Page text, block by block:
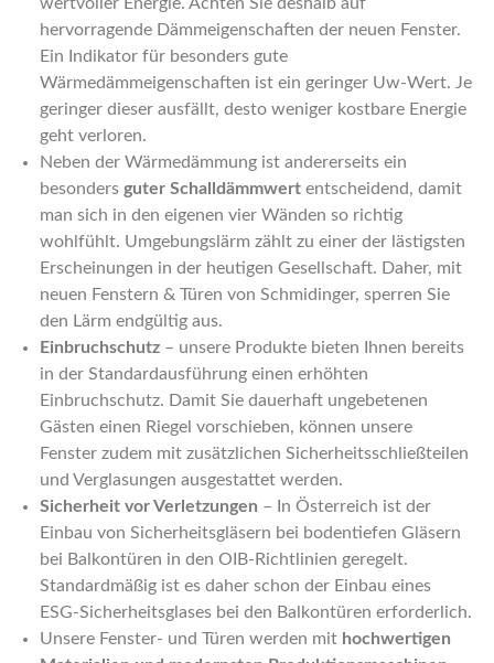
hervorragende Dämmeigenschaften der neuen Fenster.
Ein Indikator für besonders gute
Wärmedämmeigenschaften ist ein geringer Uw-Wert. Je
geringer dieser ausfällt, desto weniger kostbare Energie
geht verloren.
Neben der Wärmedämmung ist andererseits ein
besonders guter Schalldämmwert entscheidend, damit
man sich in den eigenen vier Wänden so richtig
wohlfühlt. Umgebungslärm zählt zu einer der lästigsten
Erscheinungen in der heutigen Gesellschaft. Daher, mit
neuen Fenstern & Türen von Schmidinger, sperren Sie
den Lärm endgültig aus.
Einbruchschutz – unsere Produkte bieten Ihnen bereits
in der Standardausführung einen erhöhten
Einbruchschutz. Damit Sie dauerhaft ungebetenen
Gästen einen Riegel vorschieben, können unsere
Fenster zudem mit zusätzlichen Sicherheitsschließteilen
und Verglasungen ausgestattet werden.
Sicherheit vor Verletzungen – In Österreich ist der
Einbau von Sicherheitsgläsern bei bodentiefen Gläsern
bei Balkontüren in den OIB-Richtlinien geregelt.
Standardmäßig ist es daher schon der Einbau eines
ESG-Sicherheitsglases bei den Balkontüren erforderlich.
Unsere Fenster- und Türen werden mit hochwertigen